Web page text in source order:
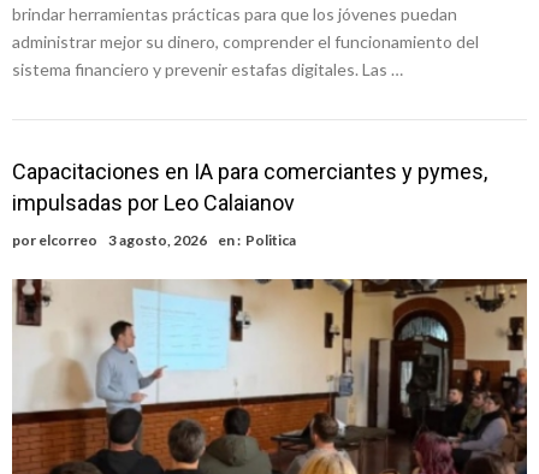
brindar herramientas prácticas para que los jóvenes puedan
administrar mejor su dinero, comprender el funcionamiento del
sistema financiero y prevenir estafas digitales. Las …
Capacitaciones en IA para comerciantes y pymes,
impulsadas por Leo Calaianov
por elcorreo 3 agosto, 2026 en : Politica